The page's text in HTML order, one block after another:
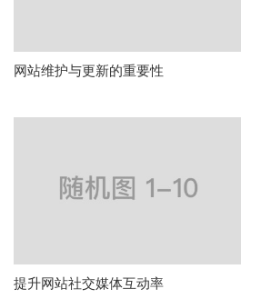
网站维护与更新的重要性
提升网站社交媒体互动率